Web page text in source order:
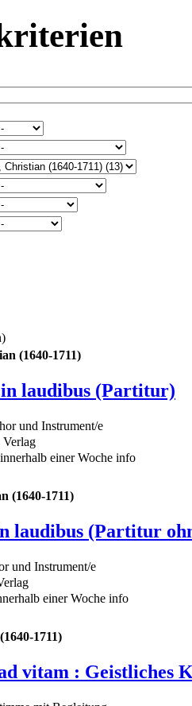
(1640-1711)
in laudibus (Partitur)
und Instrument/e
Verlag
innerhalb einer Woche info
(1640-1711)
laudibus (Partitur
und Instrument/e
einer Woche info
1711)
vitam : Geistliches